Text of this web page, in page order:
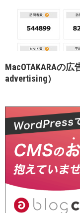
MacOTAKARAの
advertising）